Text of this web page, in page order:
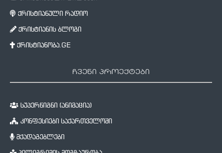
ქრისტიანული რადიო
ქრისტიანის ბლოგი
ქრისტიანობა.GE
ჩვენი პროექტები
სუპერწიგნი (ანიმაცია)
კონფესიები საქართველოში
მქადაგებლები